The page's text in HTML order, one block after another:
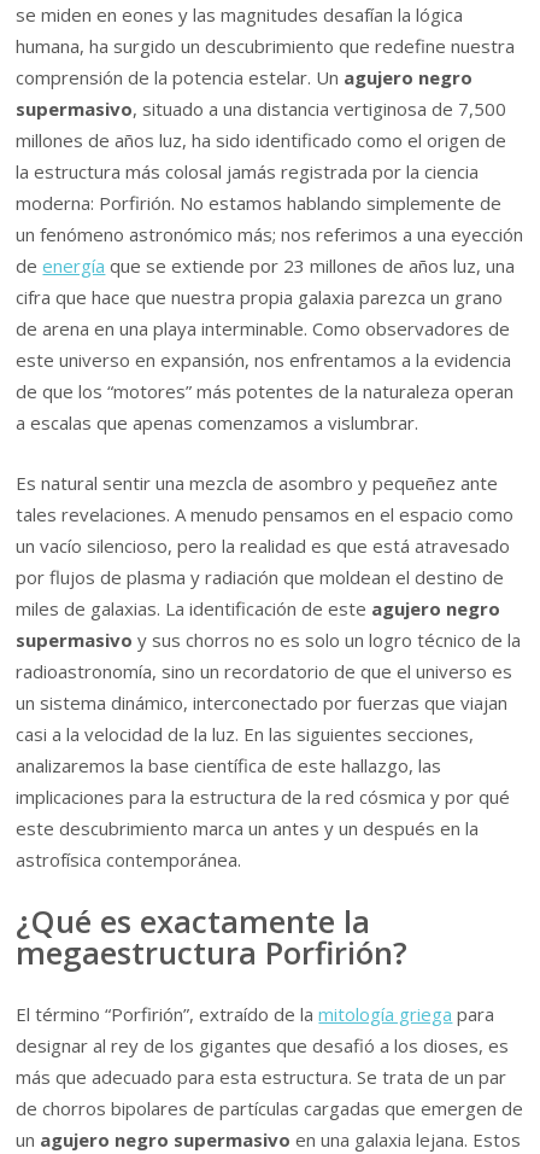
se miden en eones y las magnitudes desafían la lógica
humana, ha surgido un descubrimiento que redefine nuestra
comprensión de la potencia estelar. Un agujero negro
supermasivo, situado a una distancia vertiginosa de 7,500
millones de años luz, ha sido identificado como el origen de
la estructura más colosal jamás registrada por la ciencia
moderna: Porfirión. No estamos hablando simplemente de
un fenómeno astronómico más; nos referimos a una eyección
deenergía que se extiende por 23 millones de años luz, una
cifra que hace que nuestra propia galaxia parezca un grano
de arena en una playa interminable. Como observadores de
este universo en expansión, nos enfrentamos a la evidencia
de que los “motores” más potentes de la naturaleza operan
a escalas que apenas comenzamos a vislumbrar.
Es natural sentir una mezcla de asombro y pequeñez ante
tales revelaciones. A menudo pensamos en el espacio como
un vacío silencioso, pero la realidad es que está atravesado
por flujos de plasma y radiación que moldean el destino de
miles de galaxias. La identificación de este agujero negro
supermasivo y sus chorros no es solo un logro técnico de la
radioastronomía, sino un recordatorio de que el universo es
un sistema dinámico, interconectado por fuerzas que viajan
casi a la velocidad de la luz. En las siguientes secciones,
analizaremos la base científica de este hallazgo, las
implicaciones para la estructura de la red cósmica y por qué
este descubrimiento marca un antes y un después en la
astrofísica contemporánea.
¿Qué es exactamente la
megaestructura Porfirión?
El término “Porfirión”, extraído de lamitología griega para
designar al rey de los gigantes que desafió a los dioses, es
más que adecuado para esta estructura. Se trata de un par
de chorros bipolares de partículas cargadas que emergen de
un agujero negro supermasivo en una galaxia lejana. Estos